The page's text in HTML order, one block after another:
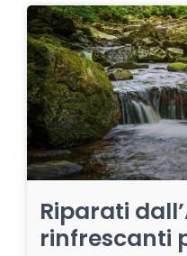
Riparati
rinfrescanti